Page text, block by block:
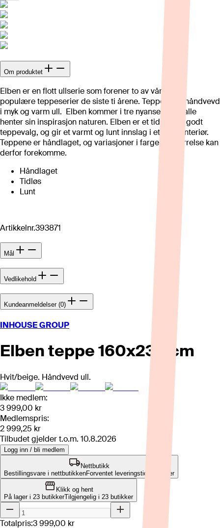
Om produktet
Elben er en flott ullserie som forener to av våre mest
populære teppeserier de siste ti årene. Teppene er håndvevd
i myk og varm ull. Elben kommer i tre nyanser, som alle
henter sin inspirasjon naturen. Elben er et tidløst og godt
teppevalg, og gir et varmt og lunt innslag i et hvert interiør.
Teppene er håndlaget, og variasjoner i farge og størrelse kan
derfor forekomme.
Håndlaget
Tidløs
Lunt
Artikkelnr.393871
Mål
Vedlikehold
Kundeanmeldelser (0)
INHOUSE GROUP
Elben teppe 160x230 cm
Hvit/beige. Håndvevd ull.
Ikke medlem:
3 999,00 kr
Medlemspris:
2 999,25 kr
Tilbudet gjelder t.o.m. 10.8.2026
Logg inn / bli medlem
Nettbutikk
Bestillingsvare i nettbutikkenForventet leveringstid: 6-8 uker
Klikk og hent
På lager i 23 butikkerTilgjengelig i 23 butikker
Totalpris:3 999,00 kr